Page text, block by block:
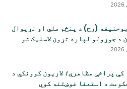
(رح) د پنځم ملي او نړیوال
د جوړولو لپاره تړون لاسلیک شو
کې پراخې مظاهرې؛ لاریون کوونکي د
د استعفا غوښتنه کوي